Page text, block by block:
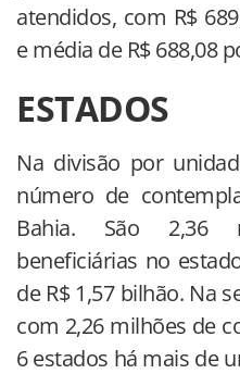
atendidos, com R$
e média de R$ 688,08
ESTADOS
Na divisão por
número de
Bahia. São 2,36
beneficiárias no
de R$ 1,57 bilhão. Na
com 2,26 milhões de
6 estados há mais de